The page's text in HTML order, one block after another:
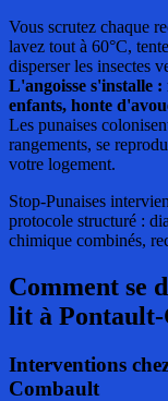
Vous scrutez chaque
lavez tout à 60°C,
disperser les insectes
L'angoisse s'installe
enfants, honte
Les punaises
rangements, se
votre logement.
Stop-Punaises
protocole structuré :
chimique combinés,
Comment se
lit à
Interventions
Combault